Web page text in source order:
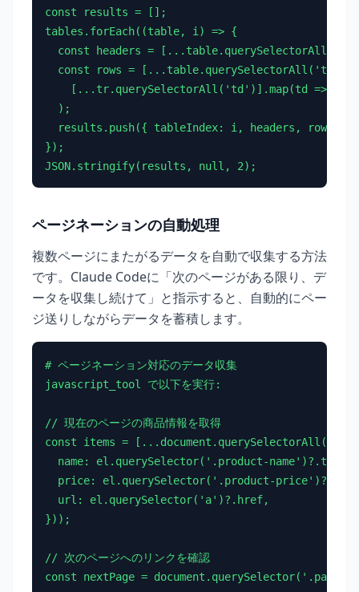
const results = [];
tables.forEach((table, i) => {
const headers =
const rows = [...table.querySelectorAll('tbody
[...tr.querySelectorAll('td')].map(td =>
  );
  results.push({ tableIndex: i, headers, rows });
});
JSON.stringify(results, null, 2);
ページネーションの自動処理
複数ページにまたがるデータを自動で収集する方法
です。Claude Codeに「次のページがある限り、デ
ータを収集し続けて」と指示すると、自動的にペー
ジ送りしながらデータを蓄積します。
# ページネーション対応のデータ収集
javascript_tool で以下を実行:
// 現在のページの商品情報を取得
const items =
name: el.querySelector('.product-
price: el.querySelector('.product-
  url: el.querySelector('a')?.href,
}));
// 次のページへのリンクを確認
const nextPage =